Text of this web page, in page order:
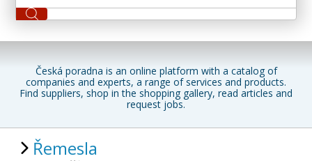
Česká poradna is an online platform with a catalog of
companies and experts, a range of services and products.
Find suppliers, shop in the shopping gallery, read articles and
request jobs.
Řemesla